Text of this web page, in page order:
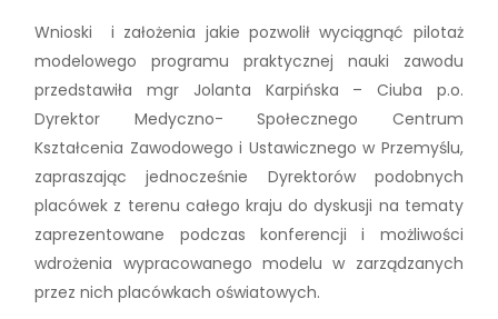
Wnioski i założenia jakie pozwolił wyciągnąć pilotaż
modelowego programu praktycznej nauki zawodu
przedstawiła mgr Jolanta Karpińska – Ciuba p.o.
Dyrektor Medyczno- Społecznego Centrum
Kształcenia Zawodowego i Ustawicznego w Przemyślu,
zapraszając jednocześnie Dyrektorów podobnych
placówek z terenu całego kraju do dyskusji na tematy
zaprezentowane podczas konferencji i możliwości
wdrożenia wypracowanego modelu w zarządzanych
przez nich placówkach oświatowych.